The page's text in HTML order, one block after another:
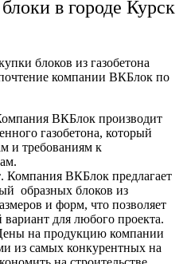
в городе Курск
блоков из газобетона
компании ВКБлок по
ВКБлок производит
газобетона, который
и требованиям к
. Компания ВКБлок предлагает
образных блоков из
и форм, что позволяет
для любого проекта.
на продукцию компании
из самых конкурентных на